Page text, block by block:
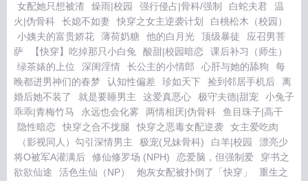
女配她只想被渣
燥雨|校园 强行侵占|骨科/强制 白蛇夫君
温
火|伪骨科
长媳不如妻 快穿之女主逆袭计划
白桃松木（校园）
小姨夫的富贵娇花
薄荷奶糖 他的白月光 顶级暴徒
应召男菩
萨
【快穿】吃掉那只小白兔 酸甜|校园暗恋
课后补习（师生）
绿茶婊的上位
深闺淫情 长公主的小情郎 心肝与她的舔狗
每
晚都进男神们的春梦
认知性偏差 珍如天下 捡到邻居手机后
离
婚后她不装了
就是要睡男主 这爱真恶心 极守夫德|甜宠
小兔子
乖乖|青梅竹马
永远也会化雾 两情相厌|伪骨科
鱼目珠子|高干
隐性暗恋
快穿之合不拢腿 快穿之恶毒女配逆袭
女主爱吃肉
（影视同人）勾引深情男主
极宠(兄妹骨科) 白羊|校园
漂亮少
将O被军A灌满后
修仙修罗场 (NPH) 恋爱脑，但强制爱
穿书之
欲欲仙途
活色生仙（NP） 炮灰女配被扑倒了「快穿」
重生之